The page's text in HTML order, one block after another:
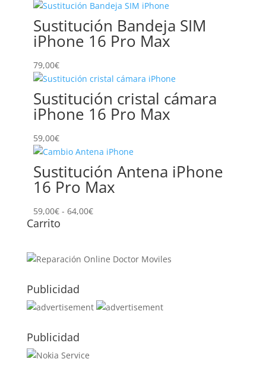
Sustitución Bandeja SIM
iPhone 16 Pro Max
79,00€
Sustitución cristal cámara
iPhone 16 Pro Max
59,00€
Sustitución Antena iPhone
16 Pro Max
59,00€ - 64,00€Rango
59,00€
Carrito
Publicidad
Publicidad